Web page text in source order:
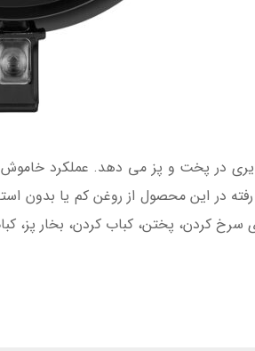
دقیقه ای تطبیق پذیری در پخت و پز می دهد.
در این محصول از روغن کم یا بدون